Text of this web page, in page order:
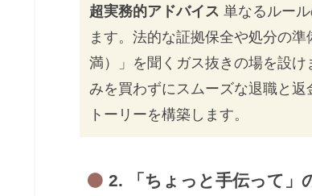
超実務的アドバイス 単なるルー
ます。法的な証拠保全や処分の
満）」を聞くガス抜きの場を設
みを買わずにスムーズな退職と
トーリーを構築します。
2. 「ちょっと手伝って」